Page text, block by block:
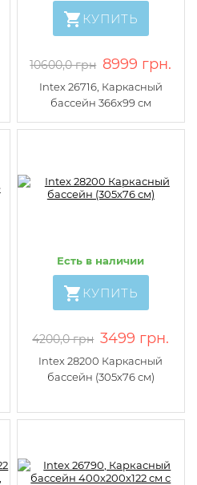
КУПИТЬ
10600,0 грн 8999 грн.
Intex 26716, Каркасный
бассейн 366х99 см
Есть в наличии
КУПИТЬ
4200,0 грн 3499 грн.
Intex 28200 Каркасный
бассейн (305х76 см)